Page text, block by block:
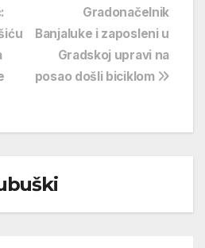
Gradonačelnik
Banjaluke i zaposleni u
Gradskoj upravi na
posao došli biciklom